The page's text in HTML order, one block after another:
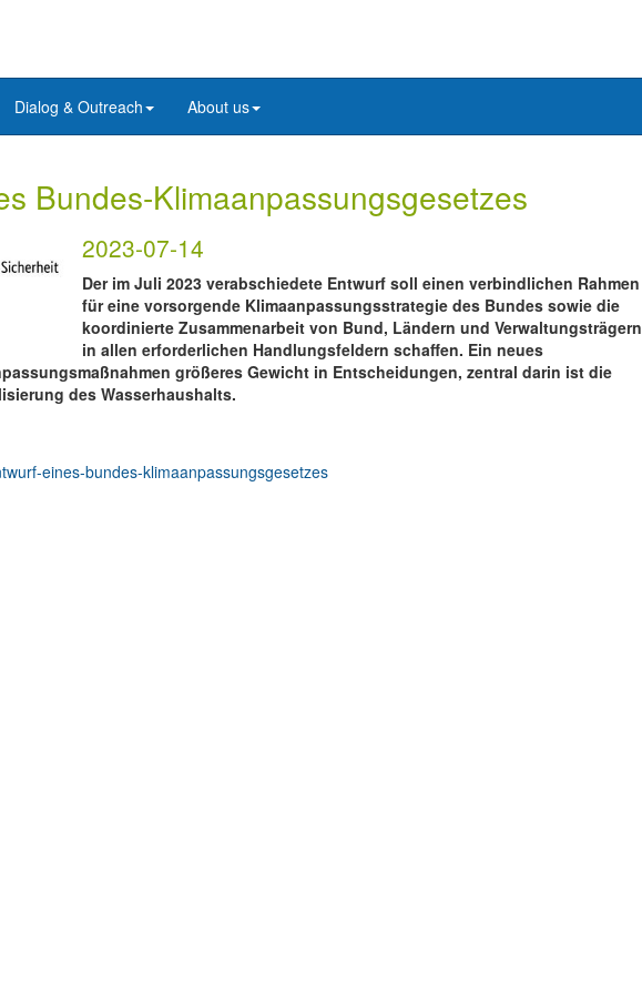
Dialog & Outreach About us
Bundes-Klimaanpassungsgesetzes
2023-07-14
Der im Juli 2023 verabschiedete Entwurf soll einen verbindlichen Rahmen
für eine vorsorgende Klimaanpassungsstrategie des Bundes sowie die
koordinierte Zusammenarbeit von Bund, Ländern und Verwaltungsträgern
in allen erforderlichen Handlungsfeldern schaffen. Ein neues
größeres Gewicht in Entscheidungen, zentral darin ist die
des Wasserhaushalts.
eines-bundes-klimaanpassungsgesetzes